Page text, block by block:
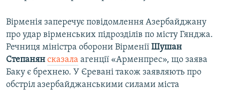
Вірменія заперечує повідомлення Азербайджану
про удар вірменських підрозділів по місту Гянджа.
Речниця міністра оборони Вірменії Шушан
Степанян сказала агенції «Арменпрес», що заява
Баку є брехнею. У Єревані також заявляють про
обстріл азербайджанськими силами міста